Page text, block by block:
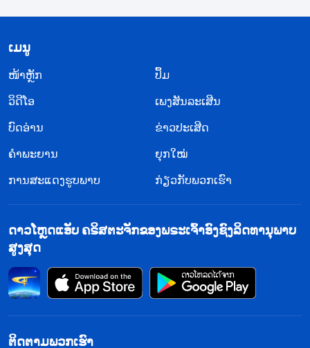
​ເມ​ນູ
​ໜ້າຫຼັກ
ປຶ້ມ
ວິ​ດີ​ໂອ
ເພງສັນລະເສີນ
ບົດອ່ານ
ຂ່າວປະເສີດ
ຄຳພະຍານ
ຍຸກໃໝ່
ການສະແດງຮູບພາບ
ກ່ຽວກັບພວກເຮົາ
ດາວໂຫຼດແອັບ ຄຣິສຕະຈັກຂອງພຣະເຈົ້າອົງຊົງລິດທານຸພາບ
ສູງສຸດ
ຕິດຕາມພວກເຮົາ